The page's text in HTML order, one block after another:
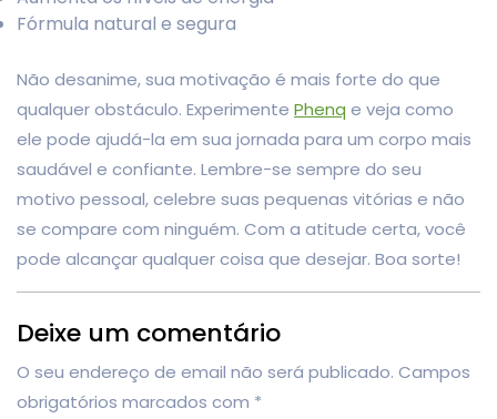
Fórmula natural e segura
Não desanime, sua motivação é mais forte do que
qualquer obstáculo. Experimente Phenq e veja como
ele pode ajudá-la em sua jornada para um corpo mais
saudável e confiante. Lembre-se sempre do seu
motivo pessoal, celebre suas pequenas vitórias e não
se compare com ninguém. Com a atitude certa, você
pode alcançar qualquer coisa que desejar. Boa sorte!
Deixe um comentário
O seu endereço de email não será publicado. Campos
obrigatórios marcados com *